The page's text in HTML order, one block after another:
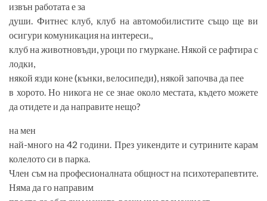
извън работата е за
души. Фитнес клуб, клуб на автомобилистите също ще ви
осигури комуникация на интереси.,
клуб на животновъди, уроци по гмуркане. Някой се рафтира с
лодки,
някой язди коне (кънки, велосипеди), някой започва да пее
в хорото. Но никога не се знае около местата, където можете
да отидете и да направите нещо?
на мен
най-много на 42 години. През уикендите и сутрините карам
колелото си в парка.
Член съм на професионалната общност на психотерапевтите.
Няма да го направим